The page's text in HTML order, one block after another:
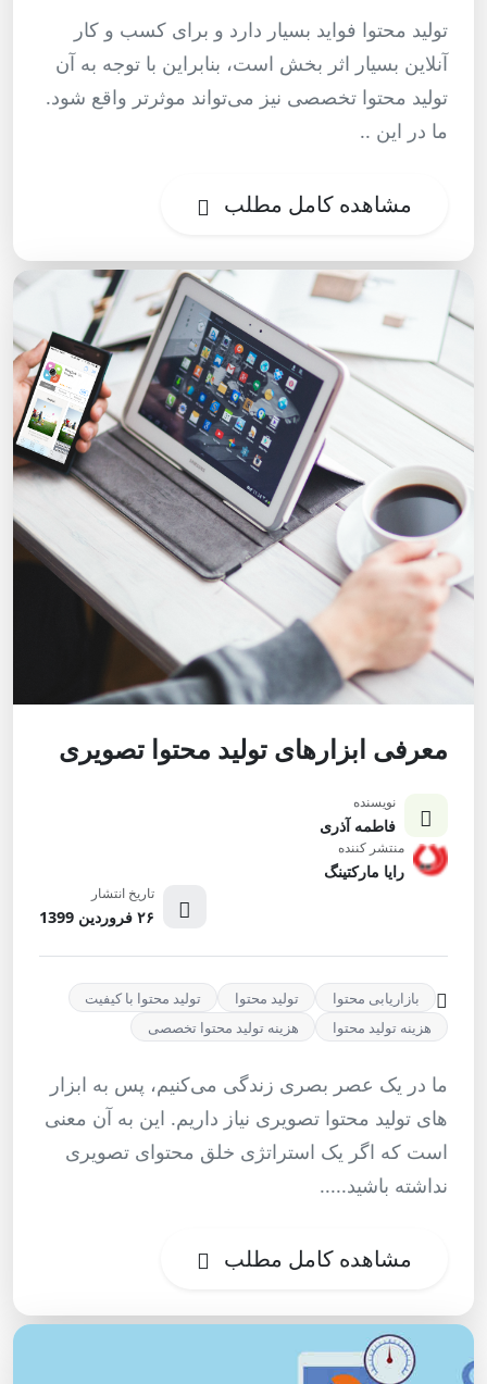
تولید محتوا فواید بسیار دارد و برای کسب و کار
آنلاین بسیار اثر بخش است، بنابراین با توجه به آن
تولید محتوا تخصصی نیز می‌تواند موثرتر واقع شود.
ما در این ..
مشاهده کامل مطلب
معرفی ابزارهای تولید محتوا تصویری
نویسنده
فاطمه آذری
منتشر کننده
رایا مارکتینگ
تاریخ انتشار
۲۶ فروردین 1399
بازاریابی محتوا تولید محتوا
تولید محتوا با کیفیت
هزینه تولید محتوا
هزینه تولید محتوا تخصصی
ما در یک عصر بصری زندگی می‌کنیم، پس به ابزار
های تولید محتوا تصویری نیاز داریم. این به آن معنی
است که اگر یک استراتژی خلق محتوای تصویری
نداشته باشید.....
مشاهده کامل مطلب